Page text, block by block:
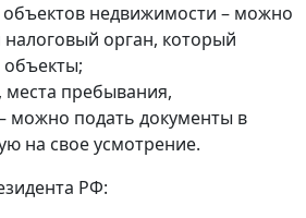
объектов недвижимости – можно
орган, который
объекты;
места пребывания,
можно подать документы в
на свое усмотрение.
РФ: